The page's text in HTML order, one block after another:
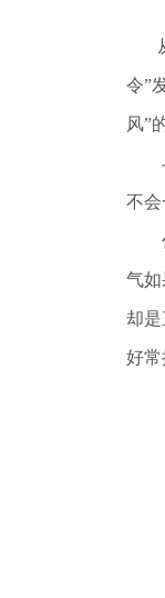
令”
风”
与
不会
任
气如
却
好常